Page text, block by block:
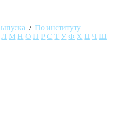
/По институту
Л М Н О П Р С Т У Ф Х Ц Ч Ш